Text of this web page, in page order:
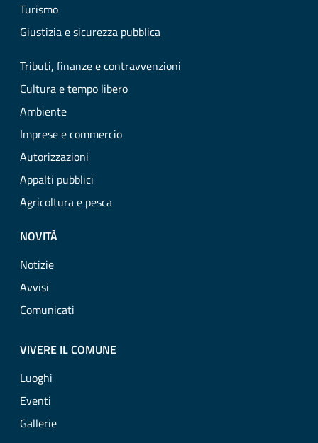
Turismo
Giustizia e sicurezza pubblica
Tributi, finanze e contravvenzioni
Cultura e tempo libero
Ambiente
Imprese e commercio
Autorizzazioni
Appalti pubblici
Agricoltura e pesca
NOVITÀ
Notizie
Avvisi
Comunicati
VIVERE IL COMUNE
Luoghi
Eventi
Gallerie